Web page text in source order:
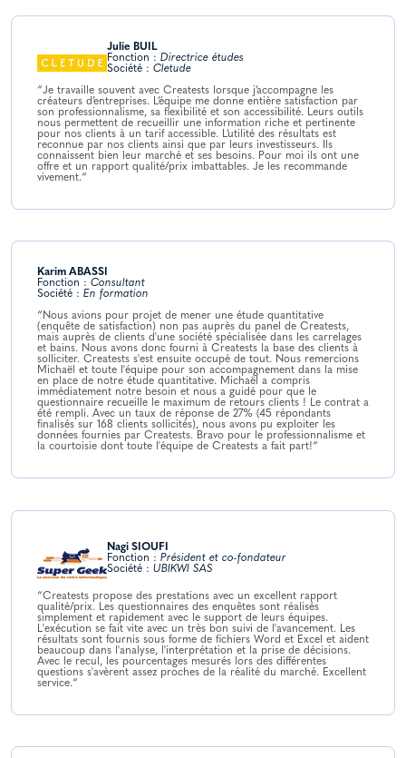
Julie BUIL
Fonction : Directrice études
Société : Cletude
“Je travaille souvent avec Creatests lorsque j’accompagne les
créateurs d’entreprises. L’équipe me donne entière satisfaction par
son professionnalisme, sa flexibilité et son accessibilité. Leurs outils
nous permettent de recueillir une information riche et pertinente
pour nos clients à un tarif accessible. L’utilité des résultats est
reconnue par nos clients ainsi que par leurs investisseurs. Ils
connaissent bien leur marché et ses besoins. Pour moi ils ont une
offre et un rapport qualité/prix imbattables. Je les recommande
vivement.“
Karim ABASSI
Fonction : Consultant
Société : En formation
“Nous avions pour projet de mener une étude quantitative
(enquête de satisfaction) non pas auprès du panel de Creatests,
mais auprès de clients d'une société spécialisée dans les carrelages
et bains. Nous avons donc fourni à Creatests la base des clients à
solliciter. Creatests s'est ensuite occupé de tout. Nous remercions
Michaël et toute l'équipe pour son accompagnement dans la mise
en place de notre étude quantitative. Michaël a compris
immédiatement notre besoin et nous a guidé pour que le
questionnaire recueille le maximum de retours clients ! Le contrat a
été rempli. Avec un taux de réponse de 27% (45 répondants
finalisés sur 168 clients sollicités), nous avons pu exploiter les
données fournies par Creatests. Bravo pour le professionnalisme et
la courtoisie dont toute l'équipe de Creatests a fait part!“
Nagi SIOUFI
Fonction : Président et co-fondateur
Société : UBIKWI SAS
“Creatests propose des prestations avec un excellent rapport
qualité/prix. Les questionnaires des enquêtes sont réalisés
simplement et rapidement avec le support de leurs équipes.
L'exécution se fait vite avec un très bon suivi de l'avancement. Les
résultats sont fournis sous forme de fichiers Word et Excel et aident
beaucoup dans l'analyse, l'interprétation et la prise de décisions.
Avec le recul, les pourcentages mesurés lors des différentes
questions s'avèrent assez proches de la réalité du marché. Excellent
service.“